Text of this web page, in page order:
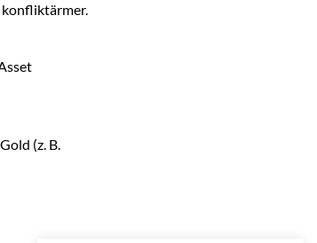
konfliktärmer.
(z. B.